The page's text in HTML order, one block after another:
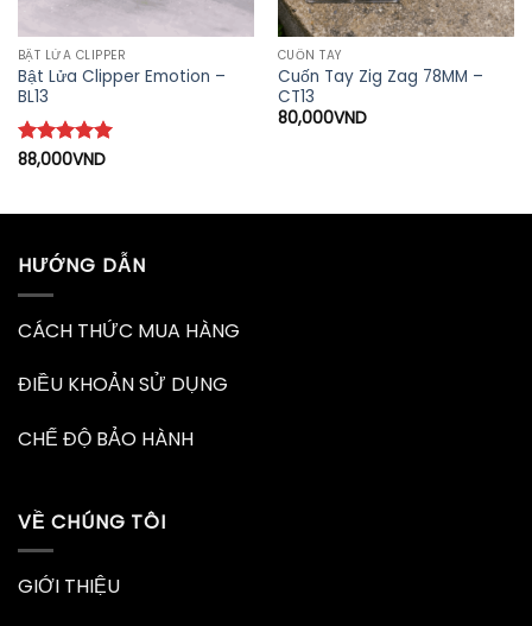
BẬT LỬA CLIPPER
Bật Lửa Clipper Emotion –
BL13
Được xếp
88,000VND
CUỐN TAY
Cuốn Tay Zig Zag 78MM –
CT13
80,000VND
HƯỚNG DẪN
CÁCH THỨC MUA HÀNG
ĐIỀU KHOẢN SỬ DỤNG
CHẾ ĐỘ BẢO HÀNH
VỀ CHÚNG TÔI
GIỚI THIỆU